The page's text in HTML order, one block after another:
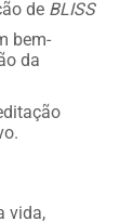
de BLISS
bem-
da
vida,